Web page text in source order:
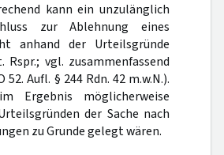
kann ein unzulänglich
zur Ablehnung eines
anhand der Urteilsgründe
vgl. zusammenfassend
Aufl. § 244 Rdn. 42 m.w.N.).
Ergebnis möglicherweise
der Sache nach
zu Grunde gelegt wären.